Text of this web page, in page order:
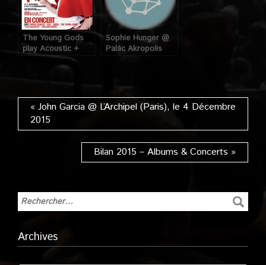
The Young Gods
play Acoustic +
Sophie Hunger +
Sophie Hunger @
Palác Akropolis
Octobre 2010
« John Garcia @ L’Archipel (Paris), le 4 Décembre
2015
Bilan 2015 – Albums & Concerts »
Archives